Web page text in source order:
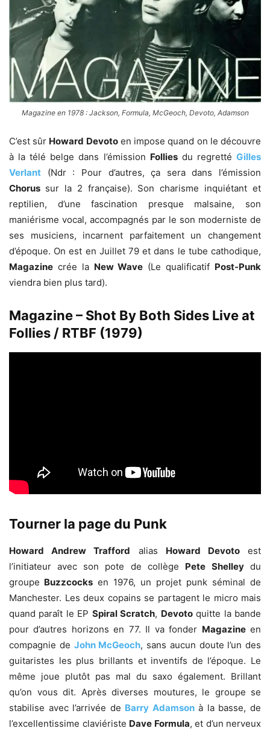
Magazine en 1978 : Jackson, Formula, McGeoch, Devoto, Adamson
C’est sûr Howard Devotoen impose quand on le découvre
à la télé belge dans l’émission Folliesdu regrettéGilles
Verlant (Ndr : Pour d’autres, ça sera dans l’émission
Chorus sur la 2 française). Son charisme inquiétant et
reptilien, d’une fascination presque malsaine, son
maniérisme vocal, accompagnés par le son moderniste de
ses musiciens, incarnent parfaitement un changement
d’époque. On est en Juillet 79 et dans le tube cathodique,
Magazine crée la New Wave (Le qualificatif Post-Punk
viendra bien plus tard).
Magazine – Shot By Both Sides Live at
Follies / RTBF (1979)
Tourner la page du Punk
Howard Andrew Trafford alias Howard Devotoest
l’initiateur avec son pote de collège Pete Shelleydu
groupe Buzzcocks en 1976, un projet punk séminal de
Manchester. Les deux copains se partagent le micro mais
quand paraît le EP Spiral Scratch, Devotoquitte la bande
pour d’autres horizons en 77. Il va fonder Magazineen
compagnie de John McGeoch, sans aucun doute l’un des
guitaristes les plus brillants et inventifs de l’époque. Le
même joue plutôt pas mal du saxo également. Brillant
qu’on vous dit. Après diverses moutures, le groupe se
stabilise avec l’arrivée de Barry Adamsonà la basse, de
l’excellentissime claviériste Dave Formula, et d’un nerveux